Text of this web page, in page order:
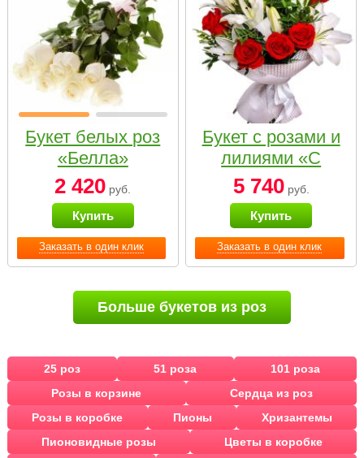
Заказать в один клик
Букет белых роз
«Белла»
2 420 руб.
Купить
Заказать в один клик
Букет с розами и
лилиями «С
наилучшими
пожеланиями»
5 740руб.
Купить
Больше букетов из роз
25 роз 51 роза
101 роза
Розы в корзине
Сердца из роз
Розы в коробке
Пионы
Хризантемы
Пионовидные розы
Цветы в коробке